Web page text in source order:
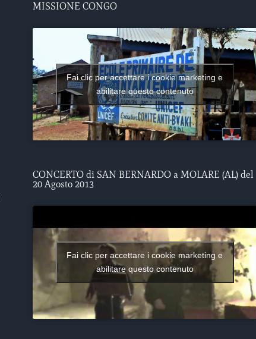
MISSIONE CONGO
Fai clic per accettare i cookie marketing e
abilitare questo contenuto
CONCERTO di SAN BERNARDO a MOLARE (AL) del
20 Agosto 2013
Fai clic per accettare i cookie marketing e
abilitare questo contenuto